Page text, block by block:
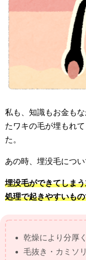
私も、知識もお金も
たワキの毛が埋もれ
た。
あの時、埋没毛につ
埋没毛ができてしま
処理で起きやすいも
乾燥により分厚
毛抜き・カミソ